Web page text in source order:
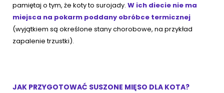
pamiętaj o tym, że koty to surojady. W ich diecie nie ma
miejsca na pokarm poddany obróbce termicznej
(wyjątkiem są określone stany chorobowe, na przykład
zapalenie trzustki).
JAK PRZYGOTOWAĆ SUSZONE MIĘSO DLA KOTA?